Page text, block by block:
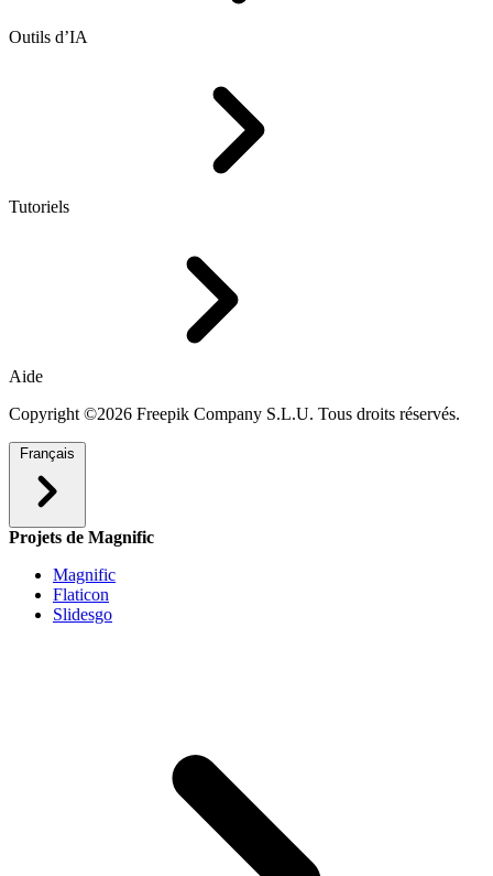
Outils d’IA
Tutoriels
Aide
Copyright ©2026 Freepik Company S.L.U. Tous droits réservés.
Français
Projets de Magnific
Magnific
Flaticon
Slidesgo